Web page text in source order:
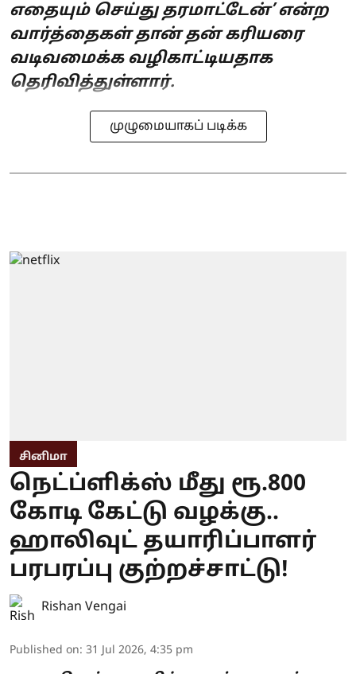
எதையும் செய்து தரமாட்டேன்’ என்ற
வார்த்தைகள் தான் தன் கரியரை
வடிவமைக்க வழிகாட்டியதாக
தெரிவித்துள்ளார்.
முழுமையாகப் படிக்க
சினிமா
நெட்ப்ளிக்ஸ் மீது ரூ.800
கோடி கேட்டு வழக்கு..
ஹாலிவுட் தயாரிப்பாளர்
பரபரப்பு குற்றச்சாட்டு!
Rishan Vengai
Published on: 31 Jul 2026, 4:35 pm